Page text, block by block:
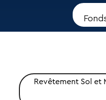
Revêtement Sol et